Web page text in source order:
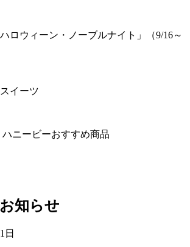
ロウィーン・ノーブルナイト」（9/16～
イーツ
ニービーおすすめ商品
お知らせ
日